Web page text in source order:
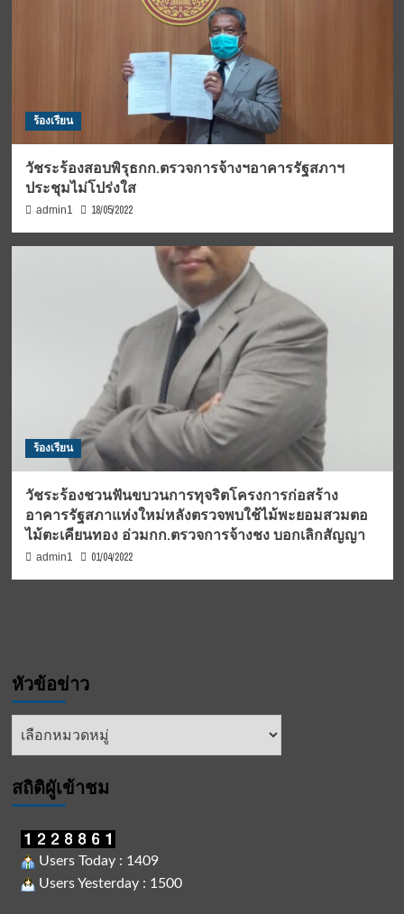
ร้องเรียน
วัชระร้องสอบพิรุธกก.ตรวจการจ้างฯอาคารรัฐสภาฯ
ประชุมไม่โปร่งใส
admin1 18/05/2022
ร้องเรียน
วัชระร้องชวนฟันขบวนการทุจริตโครงการก่อสร้าง
อาคารรัฐสภาแห่งใหม่หลังตรวจพบใช้ไม้พะยอมสวมตอ
ไม้ตะเคียนทอง อ่วมกก.ตรวจการจ้างชง บอกเลิกสัญญา
admin1 01/04/2022
หัวข้อข่าว
หัวข้อ
สถิติผูัเข้าชม
Users Today : 1409
Users Yesterday : 1500